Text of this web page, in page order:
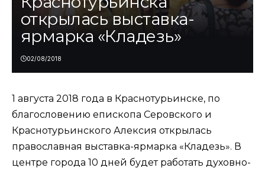
открылась выставка-
ярмарка «Кладезь»
02/08/2018
1 августа 2018 года в Краснотурьинске, по
благословению епископа Серовского и
Краснотурьинского Алексия открылась
православная выставка-ярмарка «Кладезь». В
центре города 10 дней будет работать духовно-